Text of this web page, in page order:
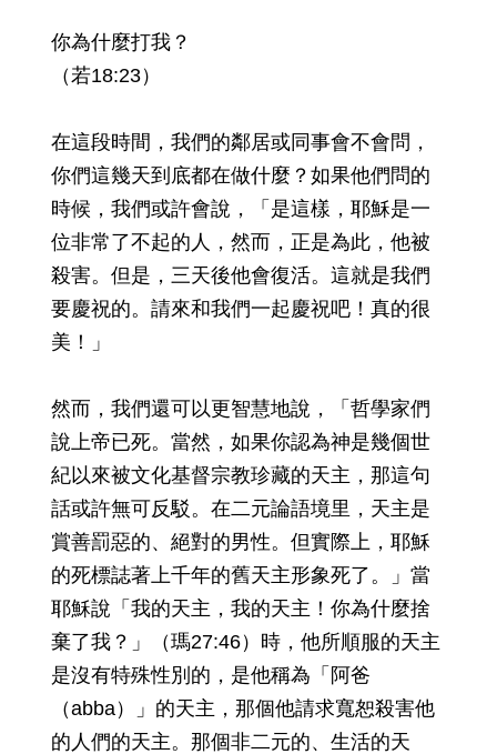
你為什麼打我？
（若18:23）
在這段時間，我們的鄰居或同事會不會問，
你們這幾天到底都在做什麼？如果他們問的
時候，我們或許會說，「是這樣，耶穌是一
位非常了不起的人，然而，正是為此，他被
殺害。但是，三天後他會復活。這就是我們
要慶祝的。請來和我們一起慶祝吧！真的很
美！」
然而，我們還可以更智慧地說，「哲學家們
說上帝已死。當然，如果你認為神是幾個世
紀以來被文化基督宗教珍藏的天主，那這句
話或許無可反駁。在二元論語境里，天主是
賞善罰惡的、絕對的男性。但實際上，耶穌
的死標誌著上千年的舊天主形象死了。」當
耶穌說「我的天主，我的天主！你為什麼捨
棄了我？」（瑪27:46）時，他所順服的天主
是沒有特殊性別的，是他稱為「阿爸
（abba）」的天主，那個他請求寬恕殺害他
的人們的天主。那個非二元的、生活的天